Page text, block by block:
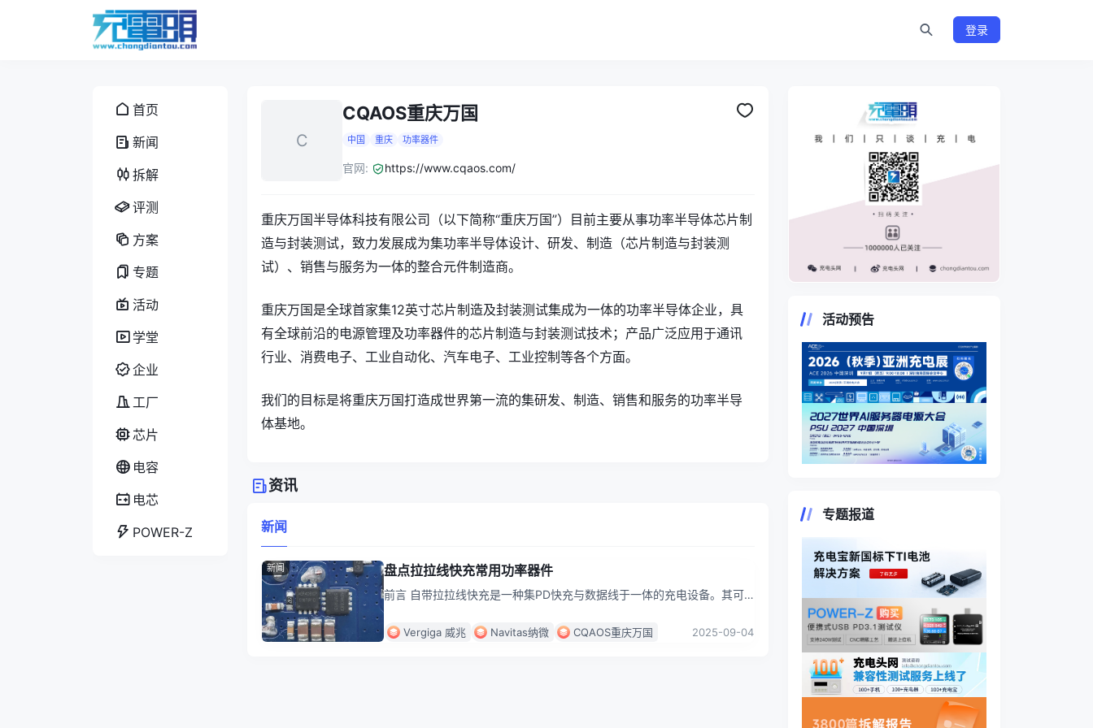
登录
首页
新闻
拆解
评测
方案
专题
活动
学堂
企业
工厂
芯片
电容
电芯
POWER-Z
C
CQAOS重庆万国
中国 重庆 功率器件
官网: https://www.cqaos.com/
重庆万国半导体科技有限公司（以下简称“重庆万国”）目前主要从事功率半导体芯片制
造与封装测试，致力发展成为集功率半导体设计、研发、制造（芯片制造与封装测
试）、销售与服务为一体的整合元件制造商。
重庆万国是全球首家集12英寸芯片制造及封装测试集成为一体的功率半导体企业，具
有全球前沿的电源管理及功率器件的芯片制造与封装测试技术；产品广泛应用于通讯
行业、消费电子、工业自动化、汽车电子、工业控制等各个方面。
我们的目标是将重庆万国打造成世界第一流的集研发、制造、销售和服务的功率半导
体基地。
资讯
新闻
新闻 盘点拉拉线快充常用功率器件
前言 自带拉拉线快充是一种集PD快充与数据线于一体的充电设备。其可
还是家庭...
Vergiga 威兆 Navitas纳微 CQAOS重庆万国 2025-09-04
活动预告
专题报道